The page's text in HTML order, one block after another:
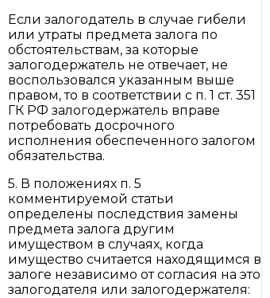
Если залогодатель в случае гибели
или утраты предмета залога по
обстоятельствам, за которые
залогодержатель не отвечает, не
воспользовался указанным выше
правом, то в соответствии с п. 1 ст. 351
ГК РФ залогодержатель вправе
потребовать досрочного
исполнения обеспеченного залогом
обязательства.
5. В положениях п. 5
комментируемой статьи
определены последствия замены
предмета залога другим
имуществом в случаях, когда
имущество считается находящимся в
залоге независимо от согласия на это
залогодателя или залогодержателя: